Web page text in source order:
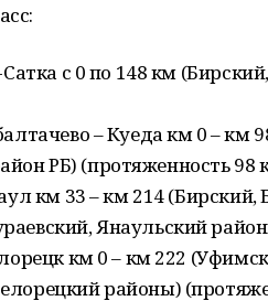
Сатка с 0 по 148 км
– Куеда км 0 – км
РБ) (протяженность 98
км 33 – км 214
Янаульский
км 0 – км 222
районы)